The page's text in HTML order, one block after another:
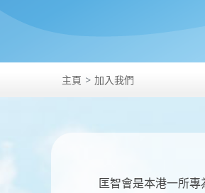
主頁 加入我們
匡智會是本港一所